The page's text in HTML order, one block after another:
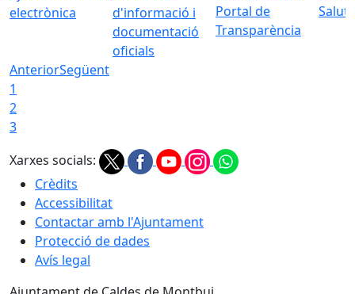
electrònica
d'informació i
documentació
oficials
Portal de
Transparència
AnteriorSegüent
1
2
3
Xarxes socials:
Crèdits
Accessibilitat
Contactar amb l'Ajuntament
Protecció de dades
Avís legal